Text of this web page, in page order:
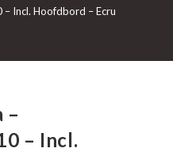
WEBSITE
Incl. Hoofdbord – Ecru
–
– Incl.